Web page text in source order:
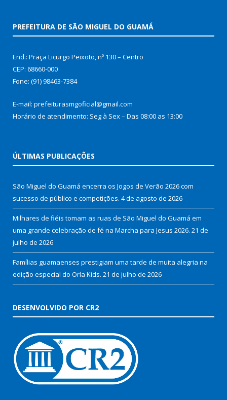
PREFEITURA DE SÃO MIGUEL DO GUAMÁ
End.: Praça Licurgo Peixoto, nº 130 – Centro
CEP: 68660-000
Fone: (91) 98463-7384
E-mail: prefeiturasmgoficial@gmail.com
Horário de atendimento: Seg à Sex – Das 08:00 as 13:00
ÚLTIMAS PUBLICAÇÕES
São Miguel do Guamá encerra os Jogos de Verão 2026 com
sucesso de público e competições. 4 de agosto de 2026
Milhares de fiéis tomam as ruas de São Miguel do Guamá em
uma grande celebração de fé na Marcha para Jesus 2026. 21 de
julho de 2026
Famílias guamaenses prestigiam uma tarde de muita alegria na
edição especial do Orla Kids. 21 de julho de 2026
DESENVOLVIDO POR CR2